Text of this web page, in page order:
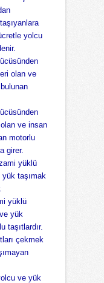
yolcu
olan ve
ve insan
motorlu
girer.
yüklü
yük taşımak
yüklü
yük
taşıtlardır.
çekmek
ve yük